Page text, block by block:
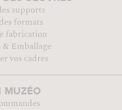
supports
formats
fabrication
Emballage
vos cadres
MUZÉO